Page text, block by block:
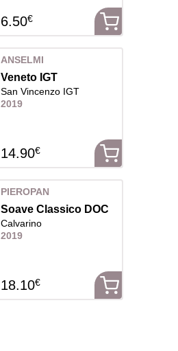
6.50€
ANSELMI
Veneto IGT
San Vincenzo IGT
2019
14.90€
PIEROPAN
Soave Classico DOC
Calvarino
2019
18.10€